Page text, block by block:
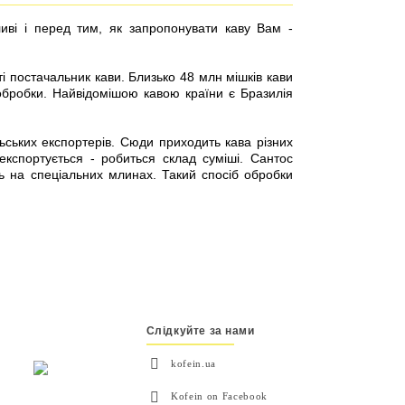
і перед тим, як запропонувати каву Вам -
постачальник кави. Близько 48 млн мішків кави
Найвідомішою кавою країни є Бразилія
експортерів. Сюди приходить кава різних
- робиться склад суміші. Сантос
спеціальних млинах. Такий спосіб обробки
Слідкуйте за нами
kofein.ua
Kofein on Facebook